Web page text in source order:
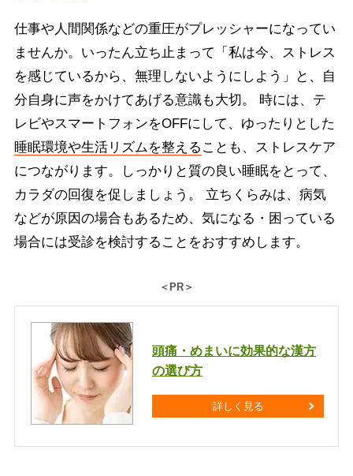
仕事や人間関係などの重圧がプレッシャーになってい
ませんか。いったん立ち止まって「私は今、ストレス
を感じているから、無理しないようにしよう」と、自
分自身に声をかけてあげる意識も大切。 時には、テ
レビやスマートフォンをOFFにして、ゆったりとした
睡眠環境や生活リズムを整える ことも、ストレスケア
につながります。しっかりと質の良い睡眠をとって、
カラダの回復を促しましょう。 立ちくらみは、病気
などが原因の場合もあるため、気になる・困っている
場合には受診を検討することをおすすめします。
＜PR＞
頭痛・めまいに効果的な漢方
の選び方
詳しく見る